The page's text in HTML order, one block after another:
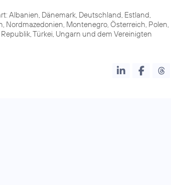
Albanien, Dänemark, Deutschland, Estland,
Nordmazedonien, Montenegro, Österreich, Polen,
Türkei, Ungarn und dem Vereinigten